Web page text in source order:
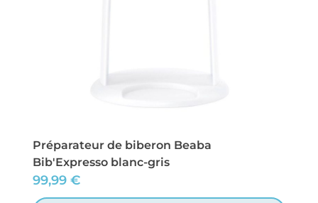
Préparateur de biberon Beaba
Bib'Expresso blanc-gris
99,99 €